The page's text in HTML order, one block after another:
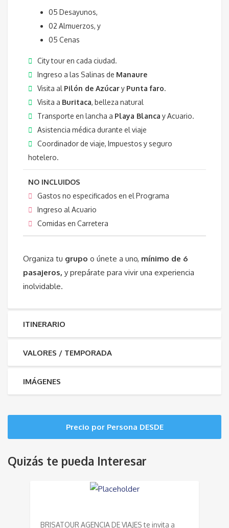
05 Desayunos,
02 Almuerzos, y
05 Cenas
City tour en cada ciudad.
Ingreso a las Salinas de Manaure
Visita al Pilón de Azúcary Punta faro.
Visita a Buritaca, belleza natural
Transporte en lancha a Playa Blanca y Acuario.
Asistencia médica durante el viaje
Coordinador de viaje, Impuestos y seguro
hotelero.
NO INCLUIDOS
Gastos no especificados en el Programa
Ingreso al Acuario
Comidas en Carretera
Organiza tu grupo o únete a uno, mínimo de 6
pasajeros, y prepárate para vivir una experiencia
inolvidable.
ITINERARIO
VALORES / TEMPORADA
IMÁGENES
Precio por Persona DESDE
Quizás te pueda Interesar
BRISATOUR AGENCIA DE VIAJES te invita a